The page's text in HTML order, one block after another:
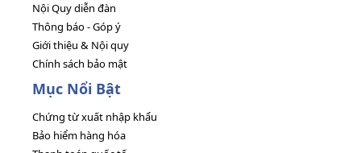
Nội Quy diễn đàn
Thông báo - Góp ý
Giới thiệu & Nội quy
Chính sách bảo mật
Mục Nổi Bật
Chứng từ xuất nhập khẩu
Bảo hiểm hàng hóa